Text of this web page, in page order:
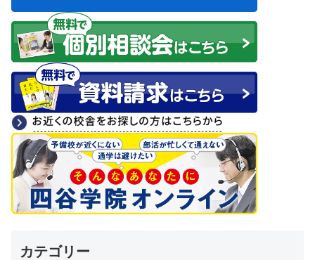
カテゴリー